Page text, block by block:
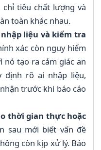
tiêu chất lượng và
toàn khác nhau.
liệu và kiểm tra
xác còn nguy hiểm
nó tạo ra cảm giác an
định rõ ai nhập liệu,
trước khi báo cáo
thời gian thực hoặc
sau mới biết vấn đề
còn kịp xử lý. Báo